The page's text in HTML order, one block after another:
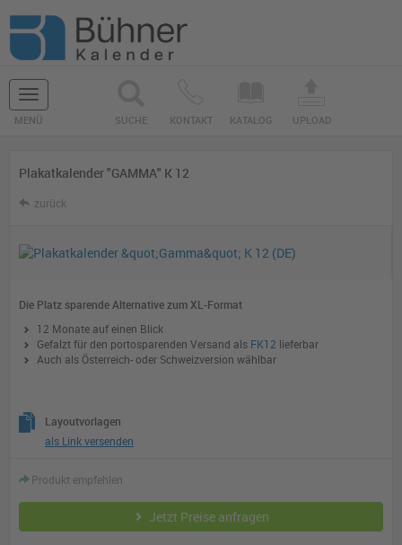
Navigation
MENÜ SUCHE KONTAKT KATALOG UPLOAD
Plakatkalender "GAMMA" K 12
zurück
Die Platz sparende Alternative zum XL-Format
12 Monate auf einen Blick
Gefalzt für den portosparenden Versand als FK12 lieferbar
Auch als Österreich- oder Schweizversion wählbar
Layoutvorlagen
als Link versenden
Produkt empfehlen
Jetzt Preise anfragen